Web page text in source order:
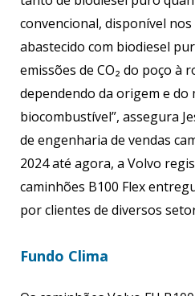
convencional, disponível nos
abastecido com biodiesel
emissões de CO₂ do poço à
dependendo da origem e do
biocombustível”, assegura
de engenharia de vendas
2024 até agora, a Volvo
caminhões B100 Flex
por clientes de diversos
Fundo Clima